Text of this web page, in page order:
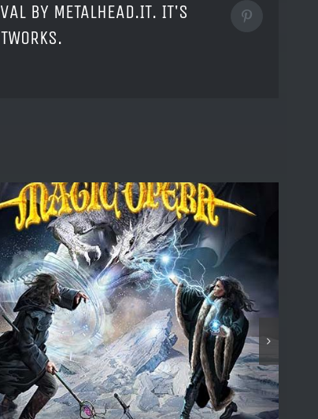
BY METALHEAD.IT. IT'S
Pinterest